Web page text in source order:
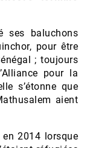
ses baluchons
pour être
; toujours
pour la
s’étonne que
aient
en 2014 lorsque